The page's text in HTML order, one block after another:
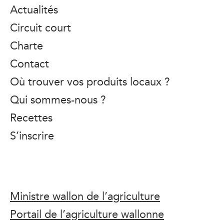
Actualités
Circuit court
Charte
Contact
Où trouver vos produits locaux ?
Qui sommes-nous ?
Recettes
S’inscrire
Ministre wallon de l’agriculture
Portail de l’agriculture wallonne